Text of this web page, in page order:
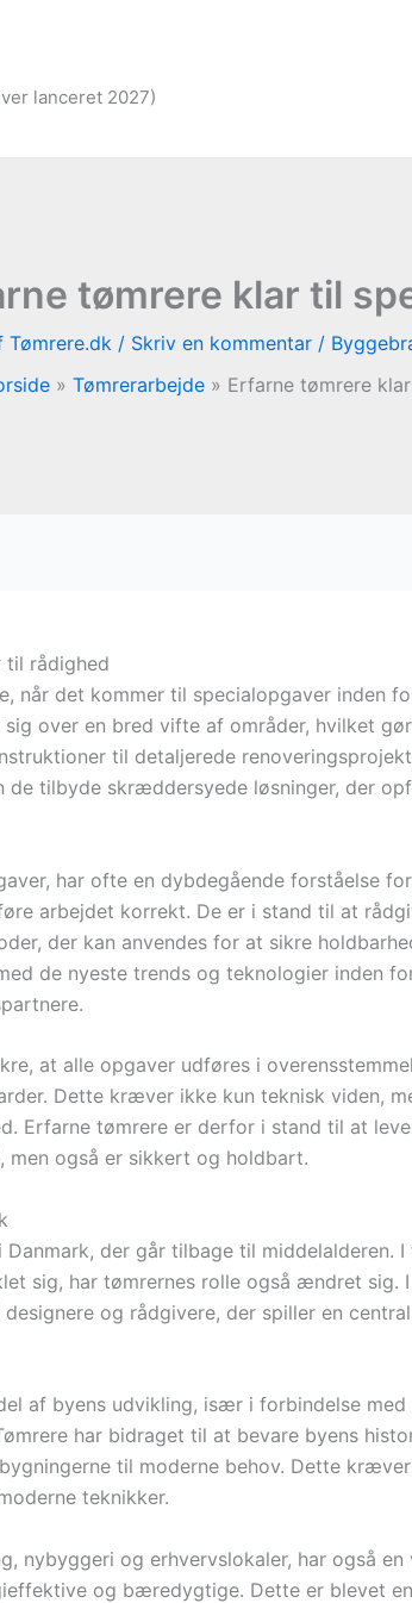
lanceret 2027)
tømrere klar til
Tømrere.dk / Skriv en kommentar /
Tømrerarbejde Erfarne tømrere
til rådighed
når det kommer til specialopgaver inden
over en bred vifte af områder, hvilket
til detaljerede
de tilbyde skræddersyede løsninger, der
har ofte en dybdegående forståelse
arbejdet korrekt. De er i stand til at
der kan anvendes for at sikre
de nyeste trends og teknologier inden
at alle opgaver udføres i
Dette kræver ikke kun teknisk viden,
Erfarne tømrere er derfor i stand til at
men også er sikkert og holdbart.
der går tilbage til middelalderen. I
sig, har tømrernes rolle også ændret sig.
og rådgivere, der spiller en
af byens udvikling, især i forbindelse med
har bidraget til at bevare byens
til moderne behov. Dette
teknikker.
nybyggeri og erhvervslokaler, har også en
og bæredygtige. Dette er blevet